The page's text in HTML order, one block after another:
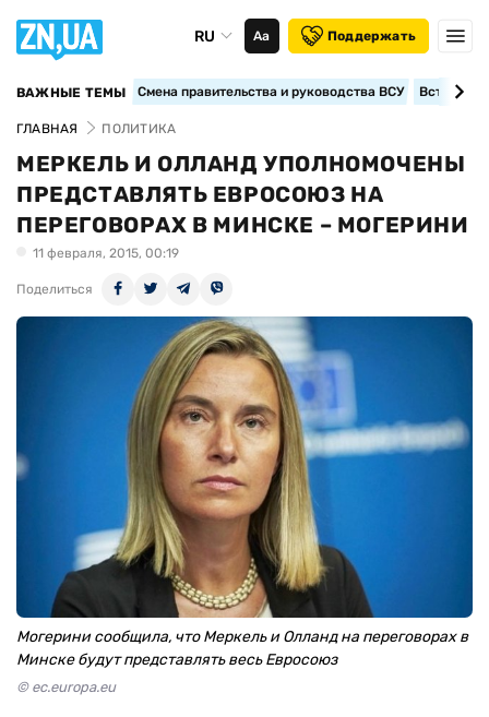
RU Аа Поддержать
ВАЖНЫЕ ТЕМЫ Смена правительства и руководства ВСУ
ГЛАВНАЯ ПОЛИТИКА
МЕРКЕЛЬ И ОЛЛАНД УПОЛНОМОЧЕНЫ
ПРЕДСТАВЛЯТЬ ЕВРОСОЮЗ НА
ПЕРЕГОВОРАХ В МИНСКЕ – МОГЕРИНИ
11 февраля, 2015, 00:19
Поделиться
Могерини сообщила, что Меркель и Олланд на переговорах в
Минске будут представлять весь Евросоюз
© ec.europa.eu